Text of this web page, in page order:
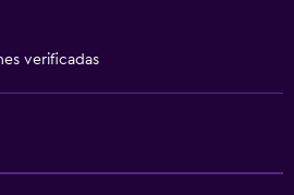
verificadas